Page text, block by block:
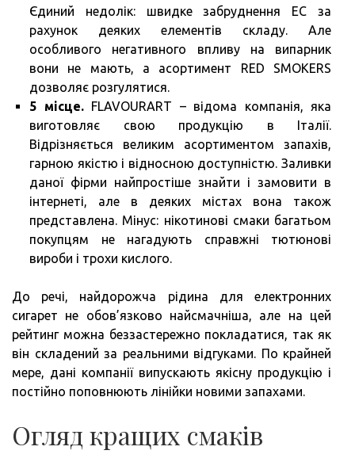
Єдиний недолік: швидке забруднення ЕС за
рахунок деяких елементів складу. Але
особливого негативного впливу на випарник
вони не мають, а асортимент RED SMOKERS
дозволяє розгулятися.
5 місце.FLAVOURART – відома компанія, яка
виготовляє свою продукцію в Італії.
Відрізняється великим асортиментом запахів,
гарною якістю і відносною доступністю. Заливки
даної фірми найпростіше знайти і замовити в
інтернеті, але в деяких містах вона також
представлена. Мінус: нікотинові смаки багатьом
покупцям не нагадують справжні тютюнові
вироби і трохи кислого.
До речі, найдорожча рідина для електронних
сигарет не обов’язково найсмачніша, але на цей
рейтинг можна беззастережно покладатися, так як
він складений за реальними відгуками. По крайней
мере, дані компанії випускають якісну продукцію і
постійно поповнюють лінійки новими запахами.
Огляд кращих смаків